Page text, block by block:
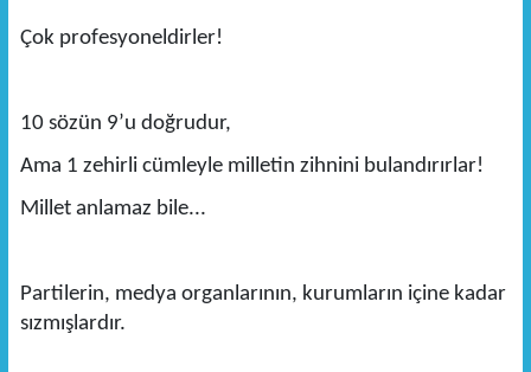
Çok profesyoneldirler!
10 sözün 9’u doğrudur,
Ama 1 zehirli cümleyle milletin zihnini bulandırırlar!
Millet anlamaz bile...
Partilerin, medya organlarının, kurumların içine kadar
sızmışlardır.